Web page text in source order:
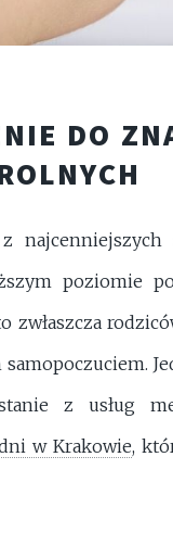
DO
najcenniejszych
poziomie
zwłaszcza
samopoczuciem.
z usług
w Krakowie,